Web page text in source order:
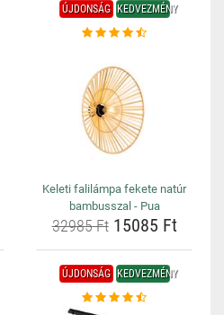
ÚJDONSÁG KEDVEZMÉNY
Keleti falilámpa fekete natúr
bambusszal - Pua
32985 Ft15085 Ft
ÚJDONSÁG KEDVEZMÉNY